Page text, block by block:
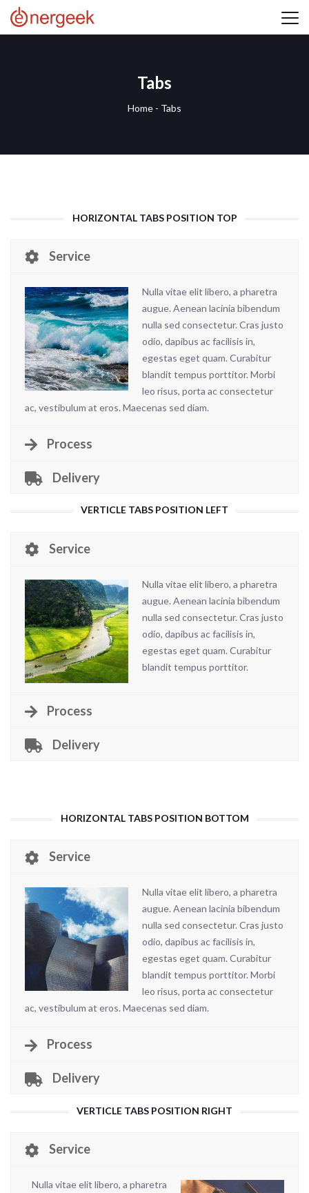
Tabs
Home - Tabs
HORIZONTAL TABS POSITION TOP
Service
Nulla vitae elit libero, a pharetra
augue. Aenean lacinia bibendum
nulla sed consectetur. Cras justo
odio, dapibus ac facilisis in,
egestas eget quam. Curabitur
blandit tempus porttitor. Morbi
leo risus, porta ac consectetur
ac, vestibulum at eros. Maecenas sed diam.
Process
Delivery
VERTICLE TABS POSITION LEFT
Service
Nulla vitae elit libero, a pharetra
augue. Aenean lacinia bibendum
nulla sed consectetur. Cras justo
odio, dapibus ac facilisis in,
egestas eget quam. Curabitur
blandit tempus porttitor.
Process
Delivery
HORIZONTAL TABS POSITION BOTTOM
Service
Nulla vitae elit libero, a pharetra
augue. Aenean lacinia bibendum
nulla sed consectetur. Cras justo
odio, dapibus ac facilisis in,
egestas eget quam. Curabitur
blandit tempus porttitor. Morbi
leo risus, porta ac consectetur
ac, vestibulum at eros. Maecenas sed diam.
Process
Delivery
VERTICLE TABS POSITION RIGHT
Service
Nulla vitae elit libero, a pharetra